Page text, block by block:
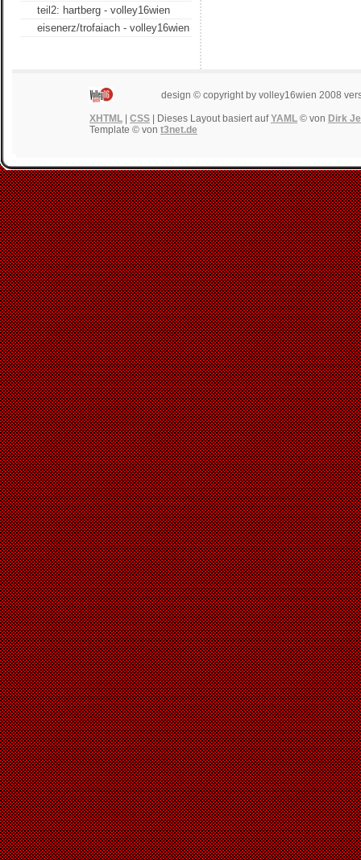
teil2: hartberg - volley16wien
eisenerz/trofaiach - volley16wien
design © copyright by volley16wien 2008
XHTML CSS | Dieses Layout basiert aufYAML © von Dirk
Template © von t3net.de